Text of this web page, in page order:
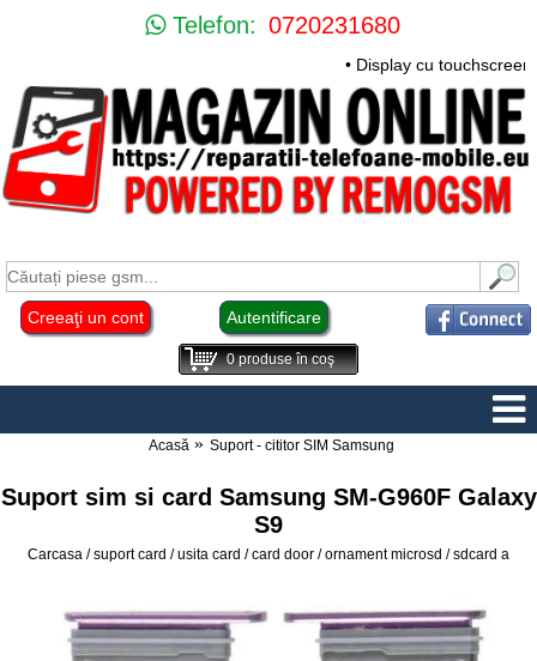
Telefon: 0720231680
• Display cu
Creeaţi un cont Autentificare
0produse în coş
Acasă Suport - cititor SIM Samsung
Suport sim si card Samsung SM-G960F Galaxy
S9
Carcasa / suport card / usita card / card door / ornament microsd / sdcard a